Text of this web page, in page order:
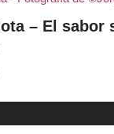
– El sabor